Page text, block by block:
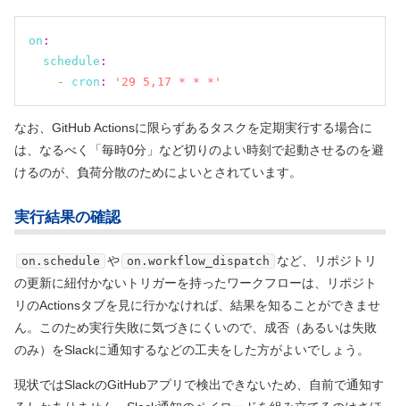
on :
schedule :
- cron : '29 5,17 * * *'
なお、GitHub Actionsに限らずあるタスクを定期実行する場合に
は、なるべく「毎時0分」など切りのよい時刻で起動させるのを避
けるのが、負荷分散のためによいとされています。
実行結果の確認
on.schedule や on.workflow_dispatch
など、リポジトリ
の更新に紐付かないトリガーを持ったワークフローは、リポジト
リのActionsタブを見に行かなければ、結果を知ることができませ
ん。このため実行失敗に気づきにくいので、成否 （あるいは失敗
のみ） をSlackに通知するなどの工夫をした方がよいでしょう。
現状ではSlackのGitHubアプリで検出できないため、自前で通知す